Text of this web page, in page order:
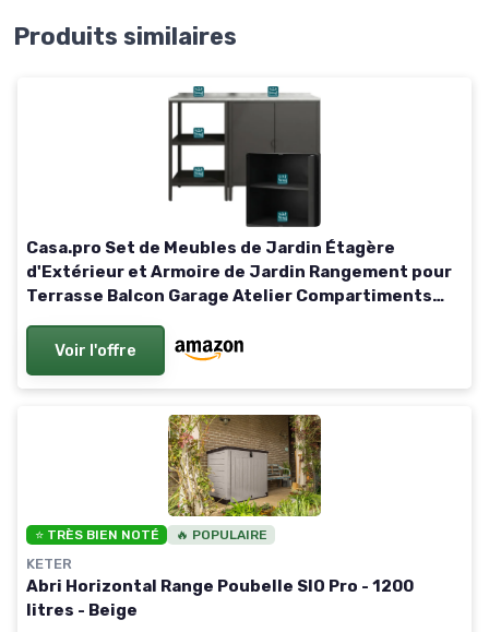
Produits similaires
Casa.pro Set de Meubles de Jardin Étagère
d'Extérieur et Armoire de Jardin Rangement pour
Terrasse Balcon Garage Atelier Compartiments
Voir l'offre
⭐ TRÈS BIEN NOTÉ 🔥 POPULAIRE
KETER
Abri Horizontal Range Poubelle SIO Pro - 1200
litres - Beige